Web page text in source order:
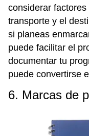
considerar
transporte y el
si planeas
puede facilitar el
documentar tu
puede convertirse
6. Marcas de